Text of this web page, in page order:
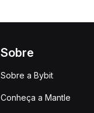
Sobre
Sobre a Bybit
Conheça a Mantle